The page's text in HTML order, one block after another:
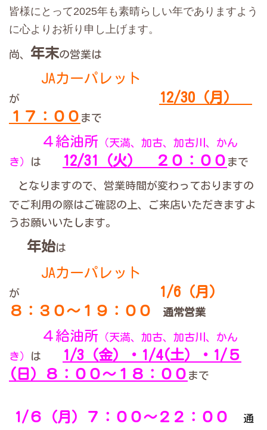
皆様にとって2025年も素晴らしい年でありますよう
に心よりお祈り申し上げます。
尚、 年末の営業は
JAカーパレット
が
12/30（月）
１７：００ まで
４給油所 （天満、加古、加古川、かん
き）
は 12/31（火） ２０：００ まで
となりますので、営業時間が変わっておりますの
でご利用の際はご確認の上、ご来店いただきますよ
うお願いいたします。
年始は
JAカーパレット
が
1/6（月）
８：３０～１９：００
通常営業
４給油所 （天満、加古、加古川、かん
き）
は
1/3（金）・1/4(土）・1/５
(日）８：００～１８：００ まで
1/６（月）７：００～２２：００
通